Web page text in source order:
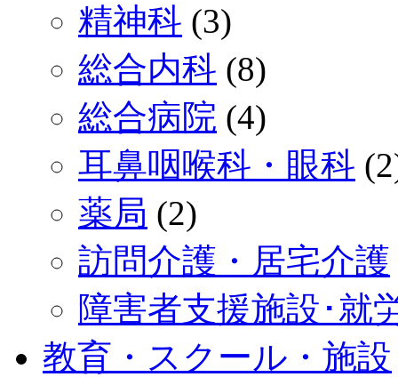
精神科 (3)
総合内科 (8)
総合病院 (4)
耳鼻咽喉科・眼科
薬局 (2)
訪問介護・居宅介護
障害者支援施設･就
教育・スクール・施設